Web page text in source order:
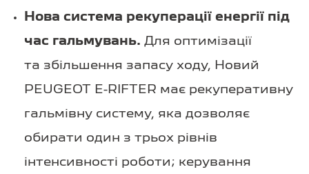
Нова система рекуперації енергії під
час гальмувань. Для оптимізації
та збільшення запасу ходу, Новий
PEUGEOT E-RIFTER має рекуперативну
гальмівну систему, яка дозволяє
обирати один з трьох рівнів
інтенсивності роботи; керування